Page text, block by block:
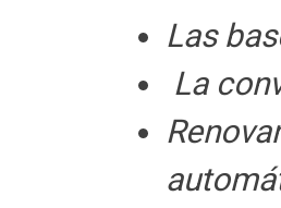
Las
La